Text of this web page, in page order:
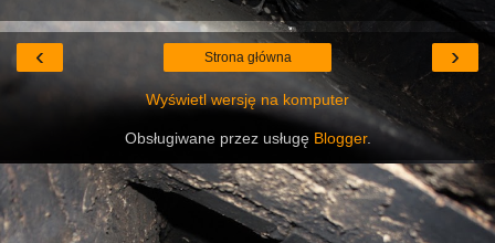
‹ ›
Strona główna
Wyświetl wersję na komputer
Obsługiwane przez usługę Blogger.